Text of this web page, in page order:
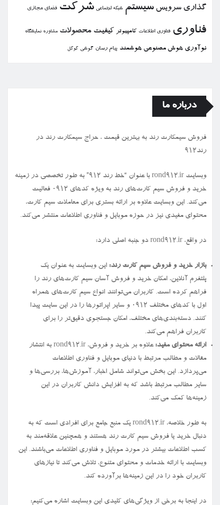
گذاری سرویس سیستم شبكه اجتماعی شركت فضای مجازی
فناوری فناوری اطلاعات كامپیوتر كیفیت محصولات مشاوره نمایشگاه
نوآوری هوش مصنوعی هوشمند پیام رسان گوشی گوگل
درباره ما
فروش سیمكارت رند به بهترین قیمت ، حراج سیمكارت رند در
رند912
وبسایت rond912.ir با عنوان “خط رند ۹۱۲” به طور تخصصی در زمینه
خرید و فروش سیم کارت‌های رند به ویژه کدهای ۰۹۱۲ فعالیت
می‌کند. این وبسایت علاوه بر ارائه بستری برای معاملات سیم کارت،
محتوای مفیدی نیز در حوزه موبایل و فناوری اطلاعات منتشر می‌کند.
در واقع، rond912.ir دو جنبه اصلی دارد:
بازار خرید و فروش سیم کارت رند: این وبسایت به عنوان یک
پلتفرم آنلاین، امکان خرید و فروش آسان سیم کارت‌های رند را
فراهم کرده است. کاربران می‌توانند انواع سیم کارت‌های همراه
اول با کدهای مختلف ۰۹۱۲ و سایر اپراتورها را در این سایت پیدا
کنند. دسته‌بندی‌های مختلف، امکان جستجوی دقیق‌تر را برای
کاربران فراهم می‌کند.
ارائه محتوای مفید:
علاوه بر خرید و فروش، rond912.ir به انتشار
مقالات و مطالب مرتبط با دنیای موبایل و فناوری اطلاعات
می‌پردازد. این بخش می‌تواند شامل اخبار، آموزش‌ها، بررسی‌ها و
سایر مطالب مرتبط باشد که به افزایش دانش کاربران در این
زمینه‌ها کمک می‌کند.
به طور خلاصه، rond912.ir یک منبع جامع برای افرادی است که به
دنبال خرید یا فروش سیم کارت رند هستند و همچنین علاقه‌مند به
کسب اطلاعات بیشتر در مورد موبایل و فناوری اطلاعات می‌باشند. این
وبسایت با ارائه خدمات و محتوای متنوع، تلاش می‌کند تا نیازهای
کاربران خود را در این زمینه‌ها برآورده کند.
در اینجا به برخی از ویژگی‌های کلیدی این وبسایت اشاره می‌کنیم: